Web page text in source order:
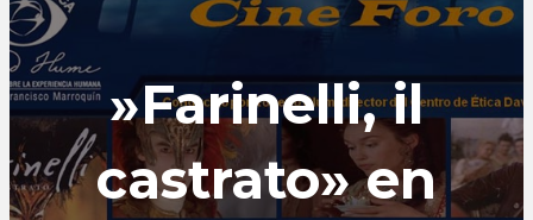
»Farinelli, il
castrato» en